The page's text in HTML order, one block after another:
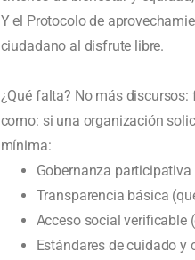
Y el Protocolo de
ciudadano al disfrute libre.
¿Qué falta? No más
como: si una organización
mínima:
Gobernanza
Transparencia básica
Acceso social verificable
Estándares de cuidado y